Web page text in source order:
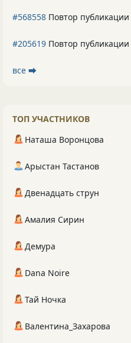
#568558 Повтор публикации
#205619 Повтор публикации
все ⮕
ТОП УЧАСТНИКОВ
Наташа Воронцова
Арыстан Тастанов
Двенадцать струн
Амалия Сирин
Демура
Dana Noire
Тай Ночка
Валентина_Захарова